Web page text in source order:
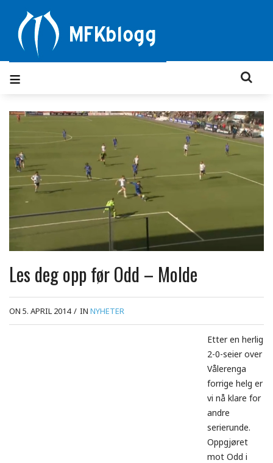
Les deg opp før Odd – Molde
ON 5. APRIL 2014 / IN NYHETER
Etter en herlig
2-0-seier over
Vålerenga
forrige helg er
vi nå klare for
andre
serierunde.
Oppgjøret
mot Odd i